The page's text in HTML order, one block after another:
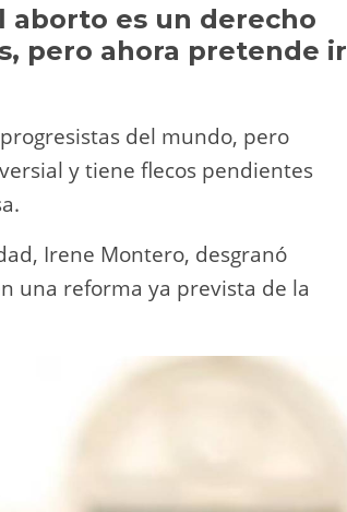
aborto es un derecho
pero ahora pretende ir
del mundo, pero
y tiene flecos pendientes
Irene Montero, desgranó
una reforma ya prevista de la